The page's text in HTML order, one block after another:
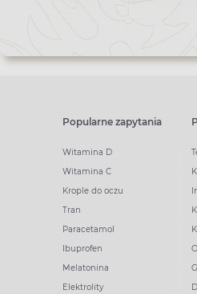
Popularne zapytania
Witamina D
Witamina C
Krople do oczu
Tran
Paracetamol
Ibuprofen
Melatonina
Elektrolity